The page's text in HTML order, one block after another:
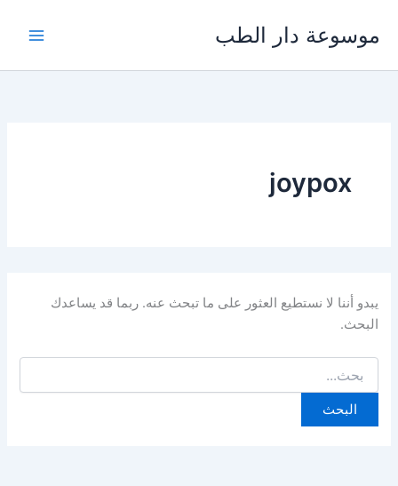
المحتوى
موسوعة دار الطب
joypox
يبدو أننا لا نستطيع العثور على ما تبحث عنه. ربما قد يساعدك
البحث.
عن: